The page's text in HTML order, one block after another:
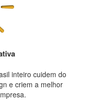
inteiro cuidem do
e criem a melhor